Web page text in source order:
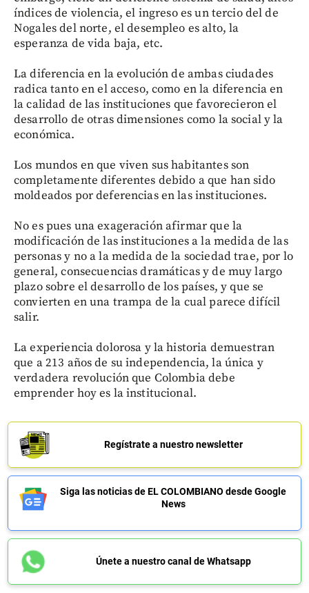
índices de violencia, el ingreso es un tercio del de
Nogales del norte, el desempleo es alto, la
esperanza de vida baja, etc.
La diferencia en la evolución de ambas ciudades
radica tanto en el acceso, como en la diferencia en
la calidad de las instituciones que favorecieron el
desarrollo de otras dimensiones como la social y la
económica.
Los mundos en que viven sus habitantes son
completamente diferentes debido a que han sido
moldeados por deferencias en las instituciones.
No es pues una exageración afirmar que la
modificación de las instituciones a la medida de las
personas y no a la medida de la sociedad trae, por lo
general, consecuencias dramáticas y de muy largo
plazo sobre el desarrollo de los países, y que se
convierten en una trampa de la cual parece difícil
salir.
La experiencia dolorosa y la historia demuestran
que a 213 años de su independencia, la única y
verdadera revolución que Colombia debe
emprender hoy es la institucional.
Regístrate a nuestro newsletter
Siga las noticias de EL COLOMBIANO desde Google
News
Únete a nuestro canal de Whatsapp